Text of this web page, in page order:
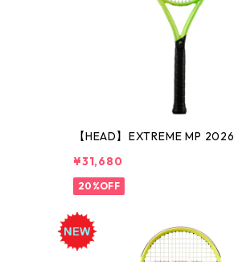
【HEAD】EXTREME MP 2026
¥31,680
20%OFF